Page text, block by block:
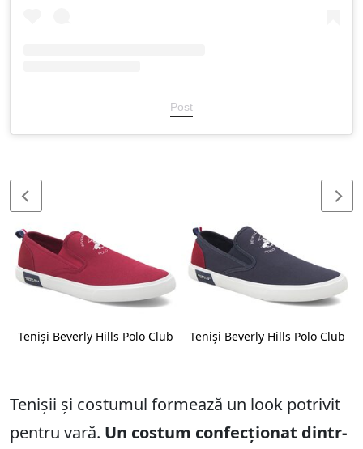
Post
Teniși Beverly Hills Polo Club Teniși Beverly Hills Polo Club
Tenișii și costumul formează un look potrivit
pentru vară. Un costum confecționat dintr-